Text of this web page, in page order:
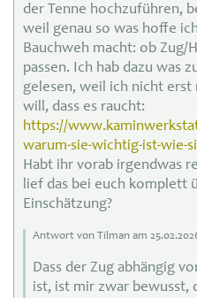
der Tenne hochzuführen,
weil genau so was hoffe
Bauchweh macht: ob Zug/
passen. Ich hab dazu was
gelesen, weil ich nicht erst
will, dass es raucht:
https://
warum-sie-wichtig-ist-wie-
Habt ihr vorab irgendwas
lief das bei euch komplett
Einschätzung?
Antwort von Tilman am 25.02.
Dass der Zug abhängig
ist, ist mir zwar bewusst,